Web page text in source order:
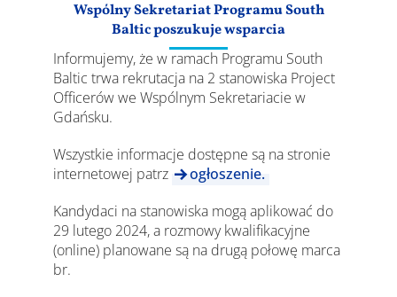
Wspólny Sekretariat Programu South
Baltic poszukuje wsparcia
Informujemy, że w ramach Programu South
Baltic trwa rekrutacja na 2 stanowiska Project
Officerów we Wspólnym Sekretariacie w
Gdańsku.
Wszystkie informacje dostępne są na stronie
internetowej patrz
ogłoszenie.
Kandydaci na stanowiska mogą aplikować do
29 lutego 2024, a rozmowy kwalifikacyjne
(online) planowane są na drugą połowę marca
br.